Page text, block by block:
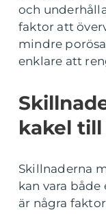
och
faktor att
mindre
enklare att
kakel
Skillnaderna
kan vara
är några